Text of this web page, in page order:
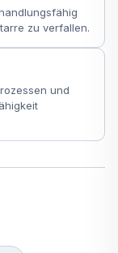
zu verfallen.
und